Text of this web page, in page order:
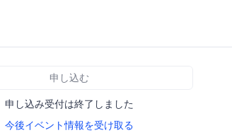
申し込む
申し込み受付は終了しました
今後イベント情報を受け取る